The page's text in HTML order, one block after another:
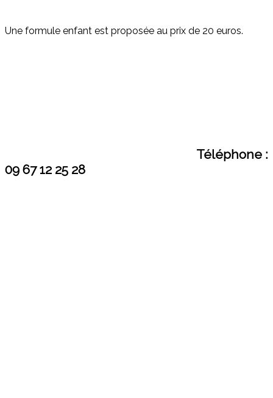
Une formule enfant est proposée au prix de 20 euros.
Téléphone :
09 67 12 25 28